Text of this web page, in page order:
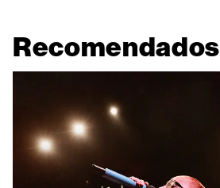
Recomendados